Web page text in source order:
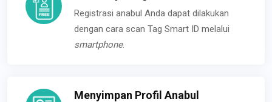
Registrasi anabul Anda dapat dilakukan
dengan cara scan Tag Smart ID melalui
smartphone.
Menyimpan Profil Anabul